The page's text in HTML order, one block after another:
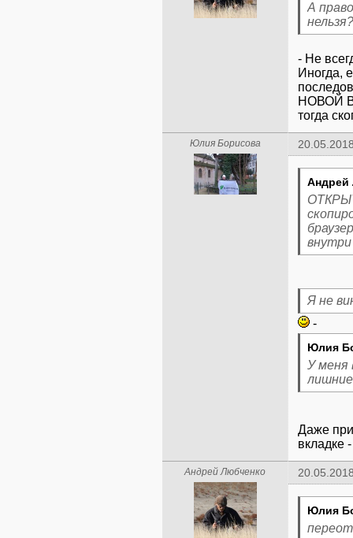
А
- Не
Иногда,
НОВОЙ
тогда
Юлия Борисова
Андрей
внутри
Я не
Юлия
У меня
Даже
вкладке
Андрей Любченко
Юлия